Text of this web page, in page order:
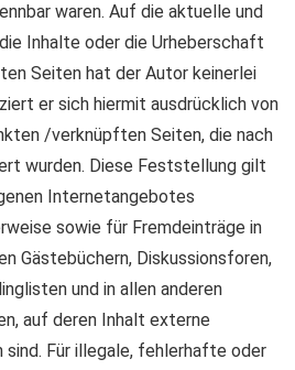
waren. Auf die aktuelle und
Inhalte oder die Urheberschaft
Seiten hat der Autor keinerlei
er sich hiermit ausdrücklich von
/verknüpften Seiten, die nach
wurden. Diese Feststellung gilt
Internetangebotes
sowie für Fremdeinträge in
Gästebüchern, Diskussionsforen,
und in allen anderen
auf deren Inhalt externe
Für illegale, fehlerhafte oder